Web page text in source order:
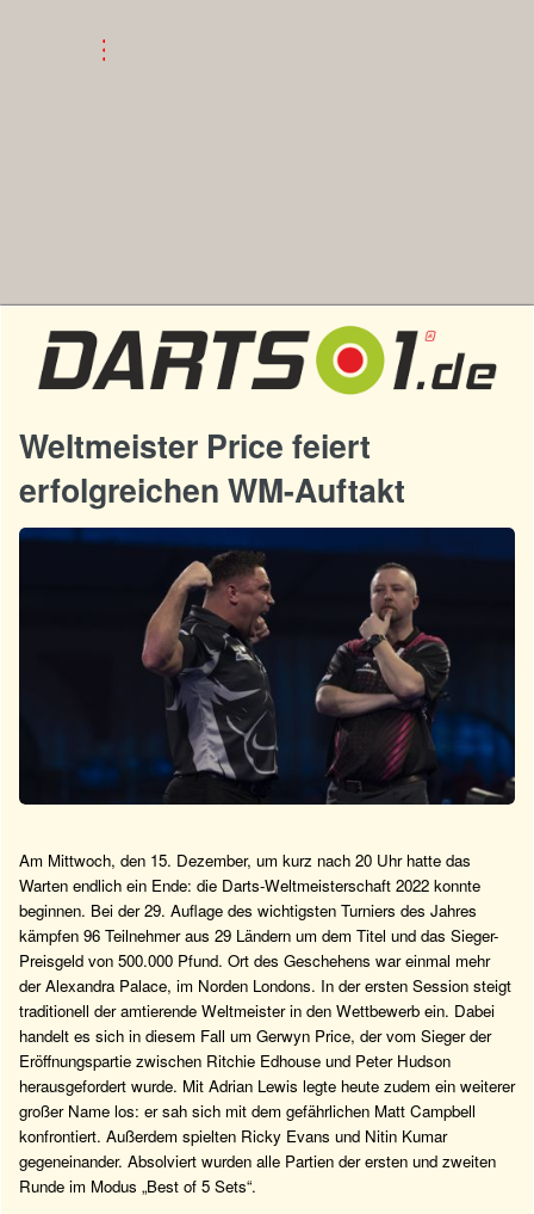
Weltmeister Price feiert
erfolgreichen WM-Auftakt
Am Mittwoch, den 15. Dezember, um kurz nach 20 Uhr hatte das
Warten endlich ein Ende: die Darts-Weltmeisterschaft 2022 konnte
beginnen. Bei der 29. Auflage des wichtigsten Turniers des Jahres
kämpfen 96 Teilnehmer aus 29 Ländern um dem Titel und das Sieger-
Preisgeld von 500.000 Pfund. Ort des Geschehens war einmal mehr
der Alexandra Palace, im Norden Londons. In der ersten Session steigt
traditionell der amtierende Weltmeister in den Wettbewerb ein. Dabei
handelt es sich in diesem Fall um Gerwyn Price, der vom Sieger der
Eröffnungspartie zwischen Ritchie Edhouse und Peter Hudson
herausgefordert wurde. Mit Adrian Lewis legte heute zudem ein weiterer
großer Name los: er sah sich mit dem gefährlichen Matt Campbell
konfrontiert. Außerdem spielten Ricky Evans und Nitin Kumar
gegeneinander. Absolviert wurden alle Partien der ersten und zweiten
Runde im Modus „Best of 5 Sets“.